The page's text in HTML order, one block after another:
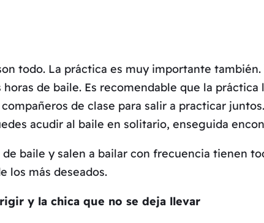
todo. La práctica es muy importante
de baile. Es recomendable que la
de clase para salir a practicar
acudir al baile en solitario, enseguida
de baile y salen a bailar con frecuencia tienen
los más deseados.
y la chica que no se deja llevar